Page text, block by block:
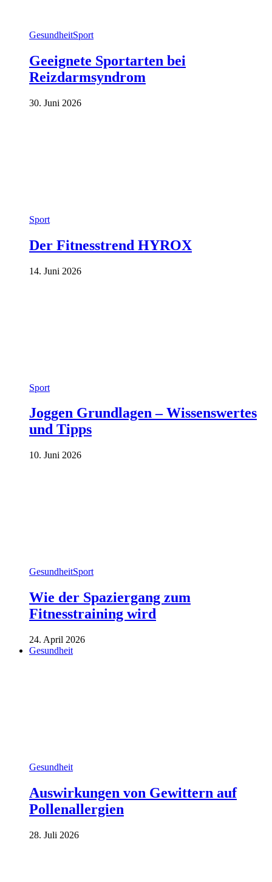
GesundheitSport
Geeignete Sportarten bei
Reizdarmsyndrom
30. Juni 2026
Sport
Der Fitnesstrend HYROX
14. Juni 2026
Sport
Joggen Grundlagen – Wissenswertes
und Tipps
10. Juni 2026
GesundheitSport
Wie der Spaziergang zum
Fitnesstraining wird
24. April 2026
Gesundheit
Gesundheit
Auswirkungen von Gewittern auf
Pollenallergien
28. Juli 2026